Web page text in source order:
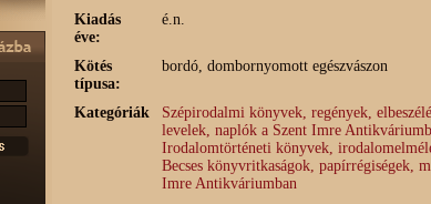
Kiadás
éve:
é.n.
Kötés
típusa:
bordó, dombornyomott egészvászon
Kategóriák
Szépirodalmi könyvek, regények,
levelek, naplók a Szent Imre
Irodalomtörténeti könyvek,
Becses könyvritkaságok, papírrégiségek,
Imre Antikváriumban